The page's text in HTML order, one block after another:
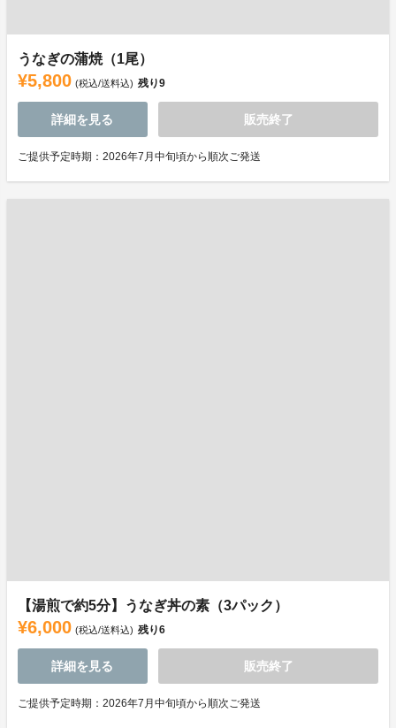
うなぎの蒲焼（1尾）
¥5,800 (税込/送料込) 残り9
詳細を見る 販売終了
ご提供予定時期：2026年7月中旬頃から順次ご発送
【湯煎で約5分】うなぎ丼の素（3パック）
¥6,000 (税込/送料込) 残り6
詳細を見る 販売終了
ご提供予定時期：2026年7月中旬頃から順次ご発送